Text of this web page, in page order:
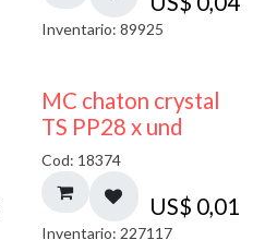
Inventario: 89925
MC chaton crystal
TS PP28 x und
Cod: 18374
US$ 0,01
Inventario: 227117